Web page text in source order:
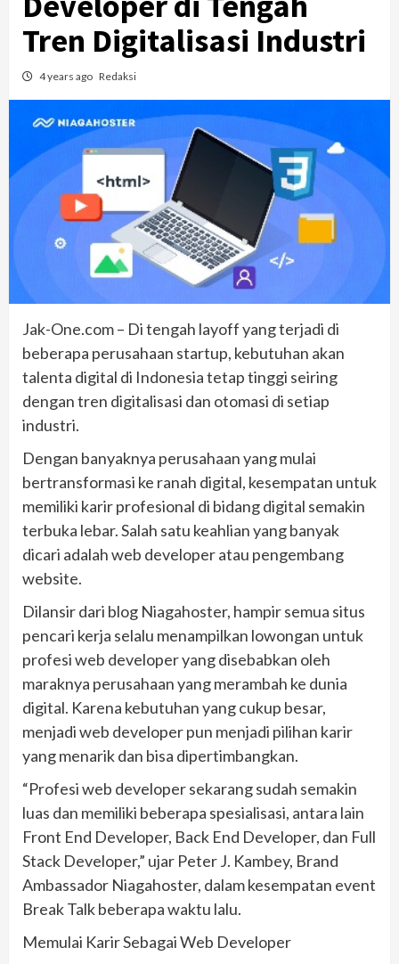
Tren Digitalisasi Industri
4 years ago Redaksi
Jak-One.com – Di tengah layoff yang terjadi di
beberapa perusahaan startup, kebutuhan akan
talenta digital di Indonesia tetap tinggi seiring
dengan tren digitalisasi dan otomasi di setiap
industri.
Dengan banyaknya perusahaan yang mulai
bertransformasi ke ranah digital, kesempatan untuk
memiliki karir profesional di bidang digital semakin
terbuka lebar. Salah satu keahlian yang banyak
dicari adalah web developer atau pengembang
website.
Dilansir dari blog Niagahoster, hampir semua situs
pencari kerja selalu menampilkan lowongan untuk
profesi web developer yang disebabkan oleh
maraknya perusahaan yang merambah ke dunia
digital. Karena kebutuhan yang cukup besar,
menjadi web developer pun menjadi pilihan karir
yang menarik dan bisa dipertimbangkan.
“Profesi web developer sekarang sudah semakin
luas dan memiliki beberapa spesialisasi, antara lain
Front End Developer, Back End Developer, dan Full
Stack Developer,” ujar Peter J. Kambey, Brand
Ambassador Niagahoster, dalam kesempatan event
Break Talk beberapa waktu lalu.
Memulai Karir Sebagai Web Developer